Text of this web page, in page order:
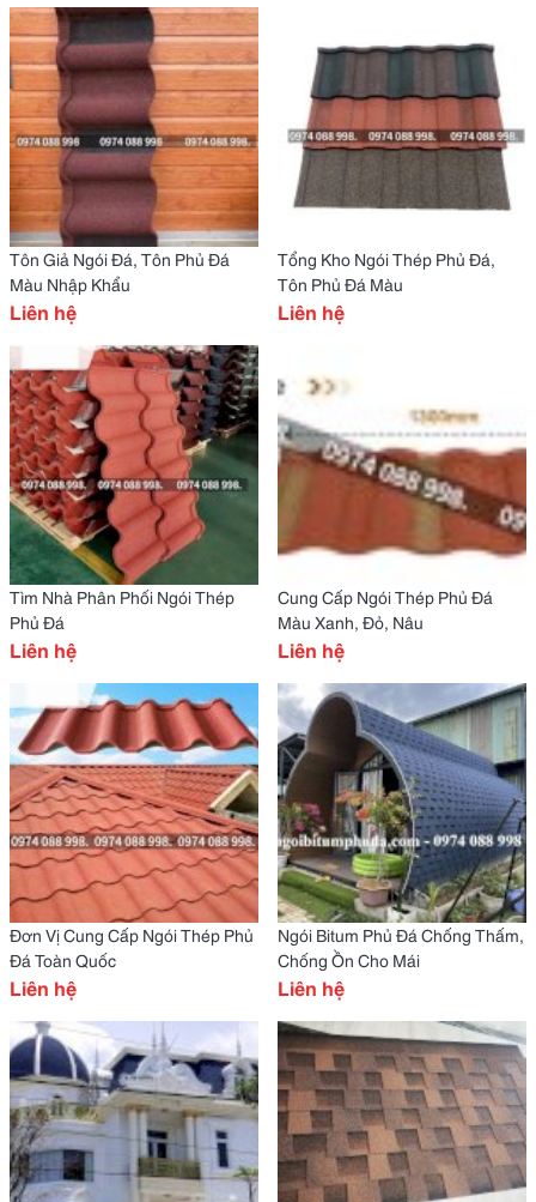
Tôn Giả Ngói Đá, Tôn Phủ Đá
Màu Nhập Khẩu
Liên hệ
Tổng Kho Ngói Thép Phủ Đá,
Tôn Phủ Đá Màu
Liên hệ
Tìm Nhà Phân Phối Ngói Thép
Phủ Đá
Liên hệ
Cung Cấp Ngói Thép Phủ Đá
Màu Xanh, Đỏ, Nâu
Liên hệ
Đơn Vị Cung Cấp Ngói Thép Phủ
Đá Toàn Quốc
Liên hệ
Ngói Bitum Phủ Đá Chống Thấm,
Chống Ồn Cho Mái
Liên hệ